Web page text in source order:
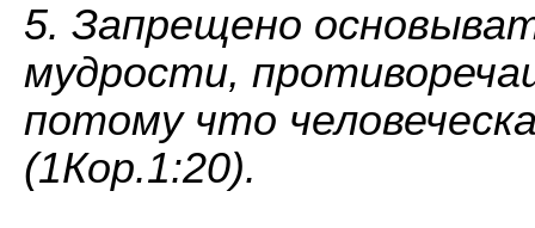
5. Запрещено
мудрости,
потому что
(1Кор.1:20).